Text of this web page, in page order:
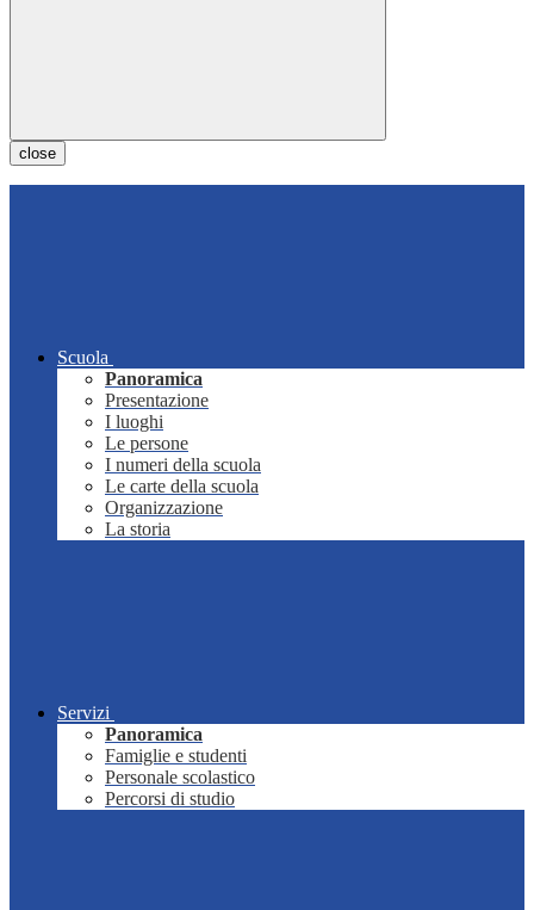
close
Scuola
Panoramica
Presentazione
I luoghi
Le persone
I numeri della scuola
Le carte della scuola
Organizzazione
La storia
Servizi
Panoramica
Famiglie e studenti
Personale scolastico
Percorsi di studio